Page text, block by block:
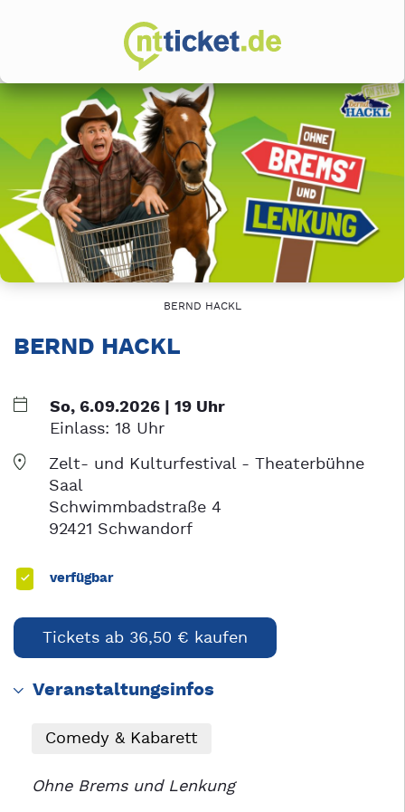
BERND HACKL
BERND HACKL
So, 6.09.2026 | 19 Uhr
Einlass: 18 Uhr
Zelt- und Kulturfestival - Theaterbühne
Saal
Schwimmbadstraße 4
92421 Schwandorf
verfügbar
Tickets ab 36,50 € kaufen
Veranstaltungsinfos
Comedy & Kabarett
Ohne Brems und Lenkung